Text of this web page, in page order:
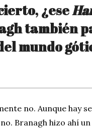
¿ese
también
mundo
no. Aunque hay
Branagh hizo ahí